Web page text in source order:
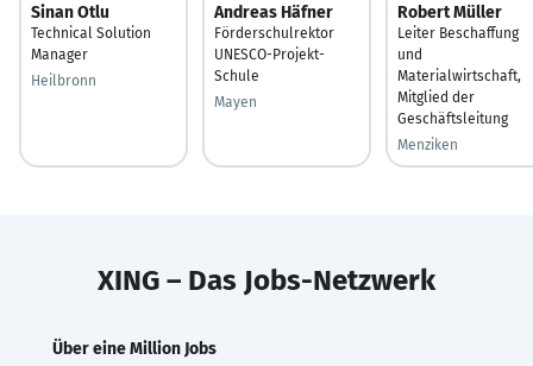
Sinan Otlu
Technical Solution
Manager
Heilbronn
Andreas Häfner
Förderschulrektor
UNESCO-Projekt-
Schule
Mayen
Robert Müller
Leiter Beschaffung
und
Materialwirtschaft,
Mitglied der
Geschäftsleitung
Menziken
XING – Das Jobs-Netzwerk
Über eine Million Jobs